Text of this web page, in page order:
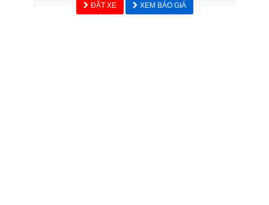
ĐẶT XE XEM BÁO GIÁ